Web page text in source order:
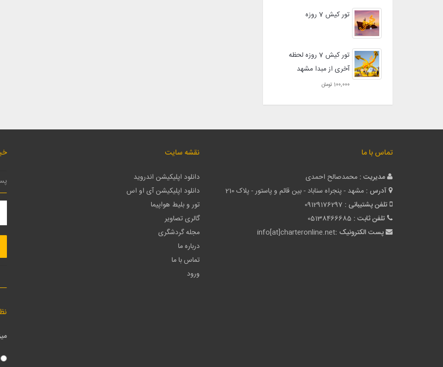
تور کیش 7 روزه
تور کیش 7 روزه لحظه
آخری از مبدا مشهد
100,000 تومان
تماس با ما
مدیریت : محمدصالح احمدی
آدرس : مشهد - پنجراه سناباد - بین قائم و پاستور - پلاک 210
تلفن پشتیبانی : 09129176297
تلفن ثابت : 05138466685
پست الکترونیک :info[at]charteronline.net
نقشه سایت
دانلود اپلیکیشن اندروید
دانلود اپلیکیشن آی او اس
تور و بلیط هواپیما
گالری تصاویر
مجله گردشگری
درباره ما
تماس با ما
ورود